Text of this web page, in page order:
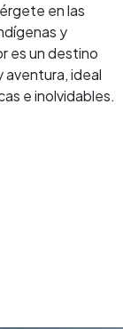
en las
y
es un destino
aventura, ideal
e inolvidables.